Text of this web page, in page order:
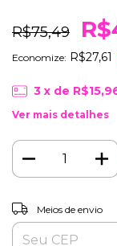
R$75,49
Economize: R$27,61
3 x de
Ver mais detalhes
Entregas para o CEP:
Meios de envio